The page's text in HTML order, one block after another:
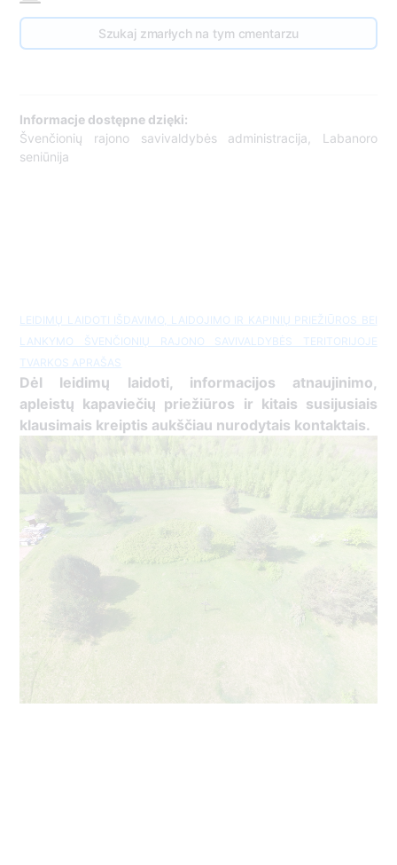
Szukaj zmarłych na tym cmentarzu
Informacje dostępne dzięki:
Švenčionių rajono savivaldybės administracija, Labanoro
seniūnija
LEIDIMŲ LAIDOTI IŠDAVIMO, LAIDOJIMO IR KAPINIŲ PRIEŽIŪROS BEI
LANKYMO ŠVENČIONIŲ RAJONO SAVIVALDYBĖS TERITORIJOJE
TVARKOS APRAŠAS
Dėl leidimų laidoti, ​informacijos atnaujinimo,
apleistų kapaviečių priežiūros ir kitais susijusiais
klausimais kreiptis ​aukščiau nurodytais kontaktais.